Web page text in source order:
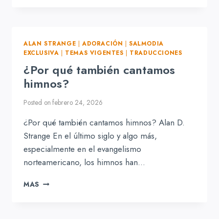
SALMOS?
ALAN STRANGE | ADORACIÓN |SALMODIA
EXCLUSIVA | TEMAS VIGENTES | TRADUCCIONES
¿Por qué también cantamos
himnos?
Posted on febrero 24, 2026
¿Por qué también cantamos himnos? Alan D.
Strange En el último siglo y algo más,
especialmente en el evangelismo
norteamericano, los himnos han…
MAS ¿POR